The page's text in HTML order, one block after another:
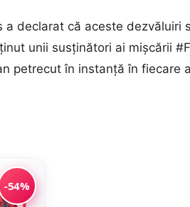
a declarat că aceste dezvăluiri
unii susținători ai mișcării
petrecut în instanță în fiecare
-54%